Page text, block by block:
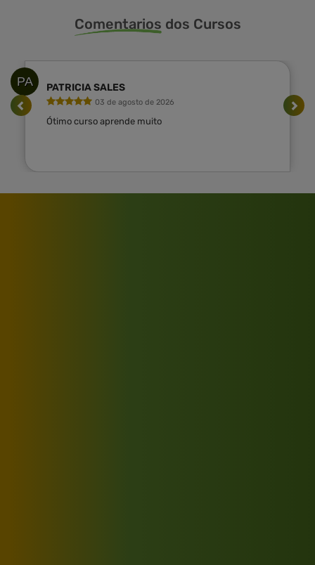
Comentarios dos Cursos
PA PATRICIA SALES
03 de agosto de 2026
Ótimo curso aprende muito